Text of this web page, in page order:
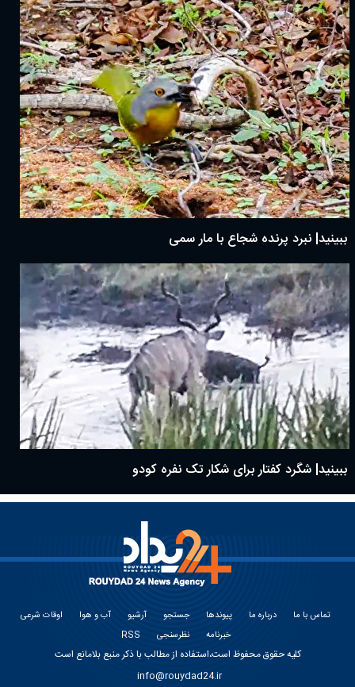
ببینید| نبرد پرنده شجاع با مار سمی
ببینید| شگرد کفتار برای شکار تک نفره کودو
تماس با ما درباره ما پیوندها جستجو آرشیو آب و هوا
اوقات شرعی
خبرنامه
نظرسنجی RSS
کلیه حقوق محفوظ است،استفاده از مطالب با ذکر منبع بلامانع است
info@rouydad24.ir